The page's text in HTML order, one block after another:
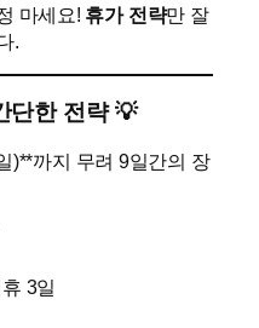
마세요! 휴가 전략만 잘
.
단한 전략 💡
)**까지 무려 9일간의 장
3일